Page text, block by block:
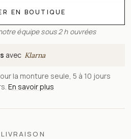
EN BOUTIQUE
équipe sous 2 h ouvrées
avec Klarna
la monture seule, 5 à 10 jours
En savoir plus
LIVRAISON